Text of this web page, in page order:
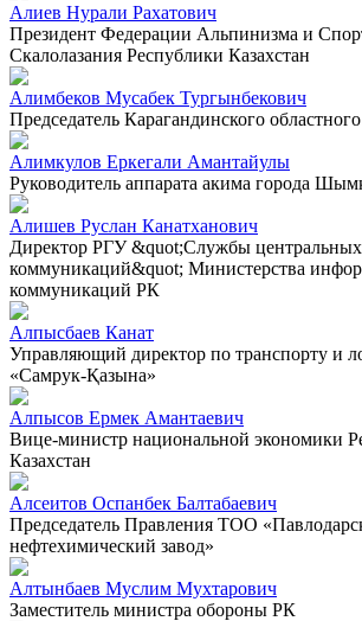
Алиев Нурали Рахатович
Президент Федерации Альпинизма и
Скалолазания Республики Казахстан
Алимбеков Мусабек Тургынбекович
Председатель Карагандинского
Алимкулов Еркегали Амантайулы
Руководитель аппарата акима города
Алишев Руслан Канатханович
Директор РГУ &quot;Службы центральных
коммуникаций&quot; Министерства
коммуникаций РК
Алпысбаев Канат
Управляющий директор по транспорту и
«Самрук-Қазына»
Алпысов Ермек Амантаевич
Вице-министр национальной экономики
Казахстан
Алсеитов Оспанбек Балтабаевич
Председатель Правления ТОО
нефтехимический завод»
Алтынбаев Муслим Мухтарович
Заместитель министра обороны РК